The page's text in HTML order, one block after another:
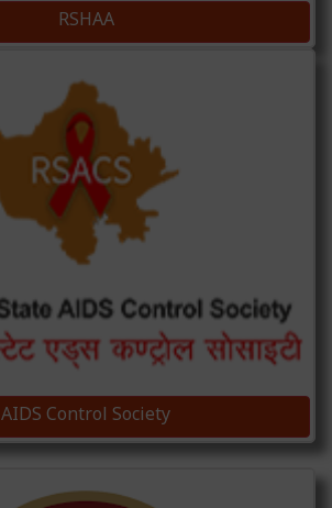
RSHAA
AIDS Control Society